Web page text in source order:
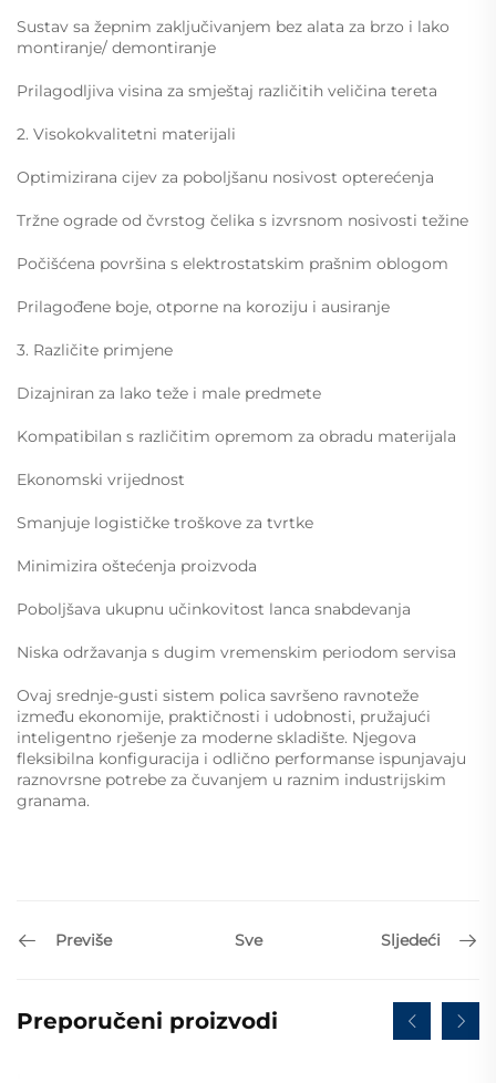
Sustav sa žepnim zaključivanjem bez alata za brzo i lako
montiranje/ demontiranje
Prilagodljiva visina za smještaj različitih veličina tereta
2. Visokokvalitetni materijali
Optimizirana cijev za poboljšanu nosivost opterećenja
Tržne ograde od čvrstog čelika s izvrsnom nosivosti težine
Počišćena površina s elektrostatskim prašnim oblogom
Prilagođene boje, otporne na koroziju i ausiranje
3. Različite primjene
Dizajniran za lako teže i male predmete
Kompatibilan s različitim opremom za obradu materijala
Ekonomski vrijednost
Smanjuje logističke troškove za tvrtke
Minimizira oštećenja proizvoda
Poboljšava ukupnu učinkovitost lanca snabdevanja
Niska održavanja s dugim vremenskim periodom servisa
Ovaj srednje-gusti sistem polica savršeno ravnoteže
između ekonomije, praktičnosti i udobnosti, pružajući
inteligentno rješenje za moderne skladište. Njegova
fleksibilna konfiguracija i odlično performanse ispunjavaju
raznovrsne potrebe za čuvanjem u raznim industrijskim
granama.
Previše Sve Sljedeći
Preporučeni proizvodi